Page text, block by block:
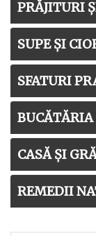
PRĂJITURI
SUPE ȘI
SFATURI
CASĂ ȘI
REMEDII